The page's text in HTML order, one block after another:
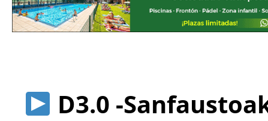
D3.0 -